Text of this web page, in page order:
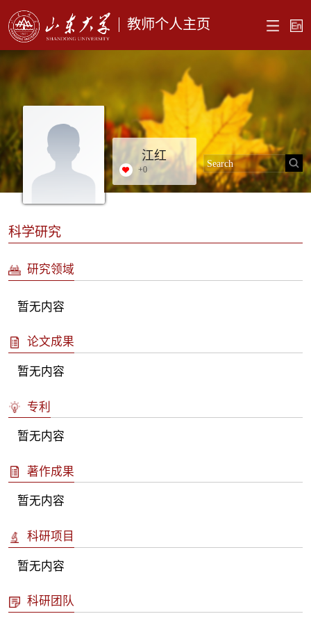
教师个人主页
江红
+0
科学研究
研究领域
暂无内容
论文成果
暂无内容
专利
暂无内容
著作成果
暂无内容
科研项目
暂无内容
科研团队